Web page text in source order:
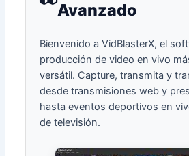
Avanzado
Bienvenido a VidBlasterX, el
producción de video en vivo
versátil. Capture, transmita y
desde transmisiones web y
hasta eventos deportivos en
de televisión.